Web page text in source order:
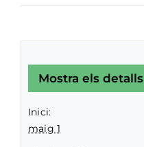
Mostra els detalls
Inici:
maig 1